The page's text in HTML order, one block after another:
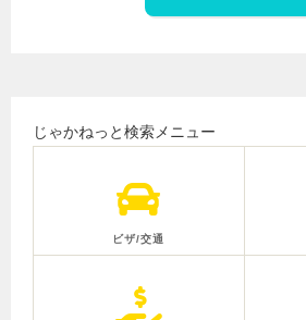
じゃかねっと検索メニュー
ビザ/交通